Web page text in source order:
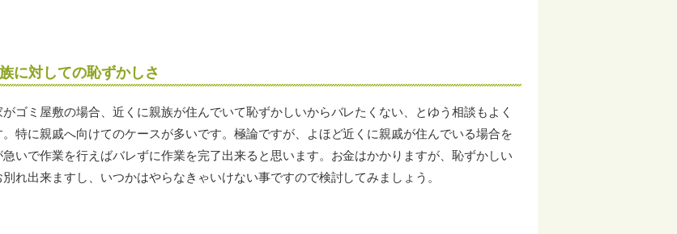
に対しての恥ずかしさ
ゴミ屋敷の場合、近くに親族が住んでいて恥ずかしいからバレたくない、とゆう相談もよく
特に親戚へ向けてのケースが多いです。極論ですが、よほど近くに親戚が住んでいる場合を
いで作業を行えばバレずに作業を完了出来ると思います。お金はかかりますが、恥ずかしい
れ出来ますし、いつかはやらなきゃいけない事ですので検討してみましょう。